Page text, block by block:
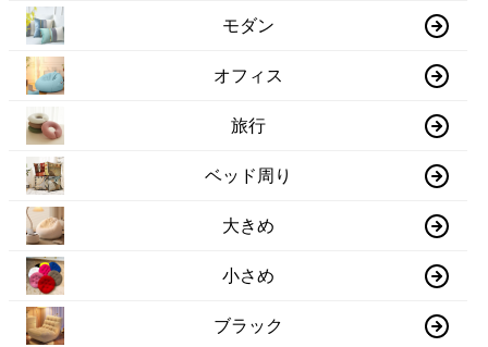
モダン
オフィス
旅行
ベッド周り
大きめ
小さめ
ブラック